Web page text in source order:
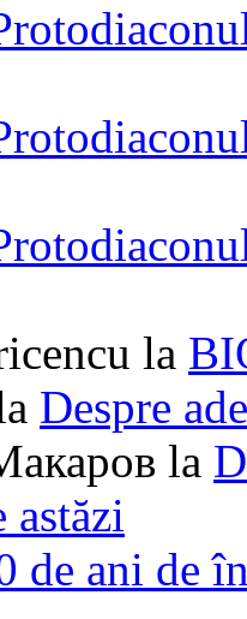
la
Despre
la
astăzi
de ani de